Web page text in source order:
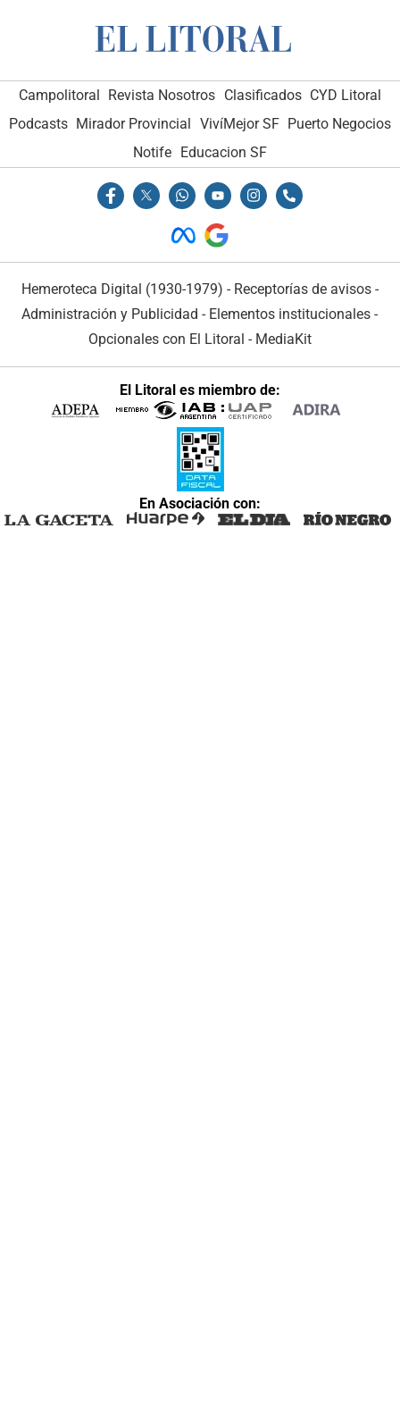
Campolitoral Revista Nosotros Clasificados CYD Litoral
Podcasts Mirador Provincial VivíMejor SF Puerto Negocios
Notife Educacion SF
Hemeroteca Digital (1930-1979) - Receptorías de avisos -
Administración y Publicidad - Elementos institucionales -
Opcionales con El Litoral - MediaKit
El Litoral es miembro de:
En Asociación con: